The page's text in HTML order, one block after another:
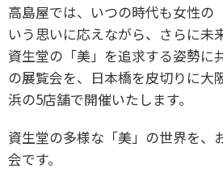
高島屋では、いつの時代も女性の
いう思いに応えながら、さらに未
資生堂の「美」を追求する姿勢に
の展覧会を、日本橋を皮切りに大
浜の5店舗で開催いたします。
資生堂の多様な「美」の世界を、
会です。